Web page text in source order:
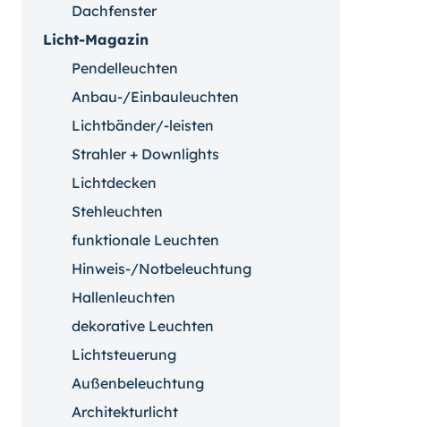
Dachfenster
Licht-Magazin
Pendelleuchten
Anbau-/Einbauleuchten
Lichtbänder/-leisten
Strahler + Downlights
Lichtdecken
Stehleuchten
funktionale Leuchten
Hinweis-/Notbeleuchtung
Hallenleuchten
dekorative Leuchten
Lichtsteuerung
Außenbeleuchtung
Architekturlicht